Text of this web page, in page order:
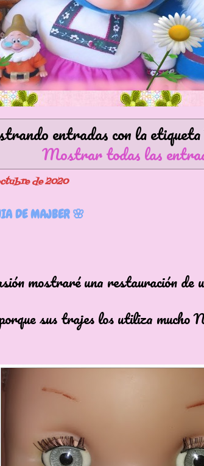
entradas con la etiqueta
Mostrar todas las
de 2020
DE MAJBER 🌸
mostraré una restauración de
sus trajes los utiliza mucho